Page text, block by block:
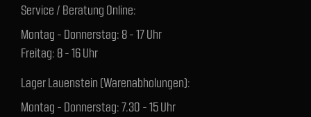
Service / Beratung Online:
Montag - Donnerstag: 8 - 17 Uhr
Freitag: 8 - 16 Uhr
Lager Lauenstein (Warenabholungen):
Montag - Donnerstag: 7.30 - 15 Uhr